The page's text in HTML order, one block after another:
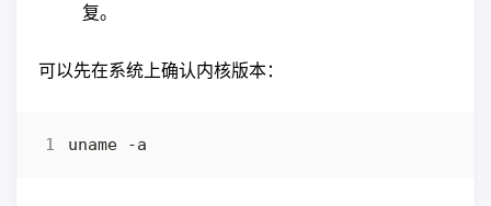
复。
可以先在系统上确认内核版本：